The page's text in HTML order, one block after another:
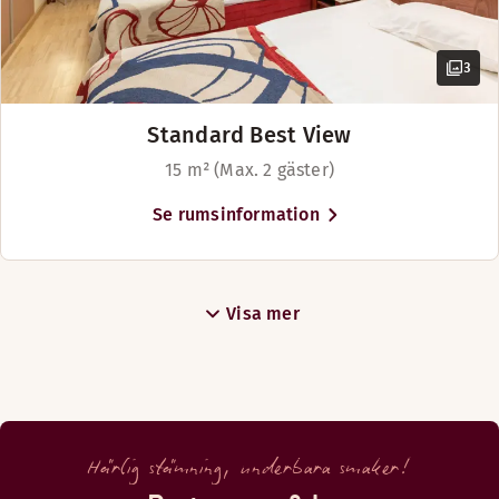
3
Standard Best View
15 m² (Max. 2 gäster)
Se rumsinformation
Visa mer
Härlig stämning, underbara smaker!
Öppettider
Måndag-Söndag: 09:00-02:00